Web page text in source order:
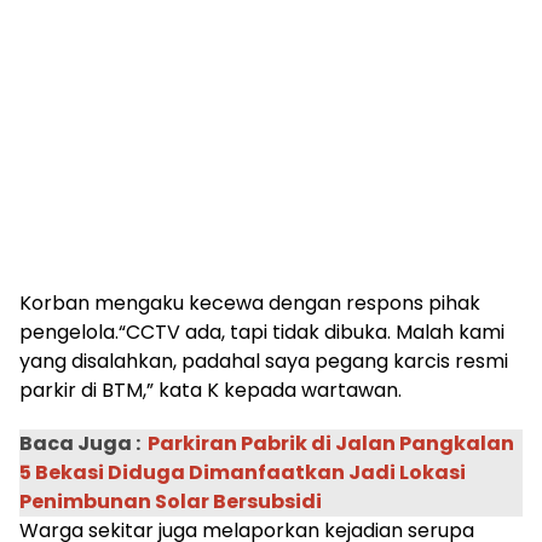
Korban mengaku kecewa dengan respons pihak
pengelola.“CCTV ada, tapi tidak dibuka. Malah kami
yang disalahkan, padahal saya pegang karcis resmi
parkir di BTM,” kata K kepada wartawan.
Baca Juga : Parkiran Pabrik di Jalan Pangkalan
5 Bekasi Diduga Dimanfaatkan Jadi Lokasi
Penimbunan Solar Bersubsidi
Warga sekitar juga melaporkan kejadian serupa